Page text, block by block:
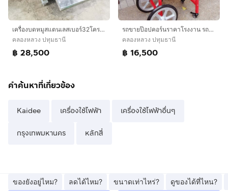
เครื่องบดหมูสแตนเลสเบอร์32โครงสแตนเลสฉาก
คลองหลวง ปทุมธานี
฿ 28,500
รถขายป๊อปคอร์นราคาโรงงาน รถตู้ป๊อปคอร์นไฟฟ้าเกรดเอ รถทำป๊อบคอร์น
คลองหลวง ปทุมธานี
฿ 16,500
คำค้นหาที่เกี่ยวข้อง
Kaidee เครื่องใช้ไฟฟ้า เครื่องใช้ไฟฟ้าอื่นๆ
กรุงเทพมหานคร หลักสี่
ของยังอยู่ไหม? ลดได้ไหม? ขนาดเท่าไหร่? ดูของได้ที่ไหน?